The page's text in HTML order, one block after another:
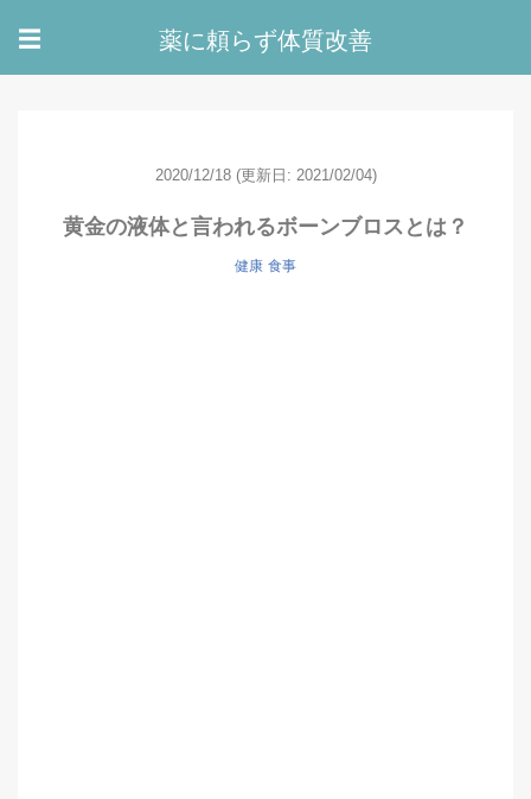
☰ 薬に頼らず体質改善
2020/12/18 (更新日: 2021/02/04)
黄金の液体と言われるボーンブロスとは？
健康 食事